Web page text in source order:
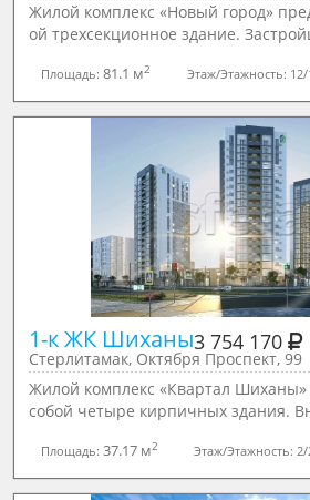
Жилой комплекс «Новый город»
ой трехсекционное здание.
Площадь:81.1 м2 Этаж/Этажность:
1-к ЖК Шиханы3 754 170
Стерлитамак, Октября Проспект, 99
Жилой комплекс «Квартал Шиханы»
собой четыре кирпичных здания.
Площадь: 37.17 м2 Этаж/Этажность: